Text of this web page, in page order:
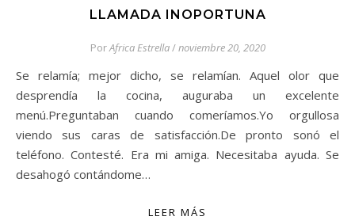
LLAMADA INOPORTUNA
PorAfrica Estrella/noviembre 20, 2020
Se relamía; mejor dicho, se relamían. Aquel olor que
desprendía la cocina, auguraba un excelente
menú.Preguntaban cuando comeríamos.Yo orgullosa
viendo sus caras de satisfacción.De pronto sonó el
teléfono. Contesté. Era mi amiga. Necesitaba ayuda. Se
desahogó contándome…
LEER MÁS